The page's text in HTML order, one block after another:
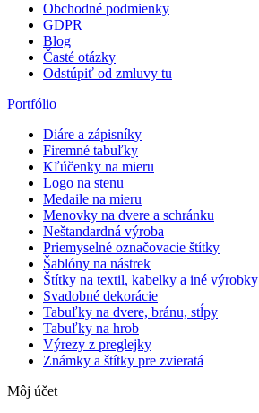
Obchodné podmienky
GDPR
Blog
Časté otázky
Odstúpiť od zmluvy tu
Portfólio
Diáre a zápisníky
Firemné tabuľky
Kľúčenky na mieru
Logo na stenu
Medaile na mieru
Menovky na dvere a schránku
Neštandardná výroba
Priemyselné označovacie štítky
Šablóny na nástrek
Štítky na textil, kabelky a iné výrobky
Svadobné dekorácie
Tabuľky na dvere, bránu, stĺpy
Tabuľky na hrob
Výrezy z preglejky
Známky a štítky pre zvieratá
Môj účet